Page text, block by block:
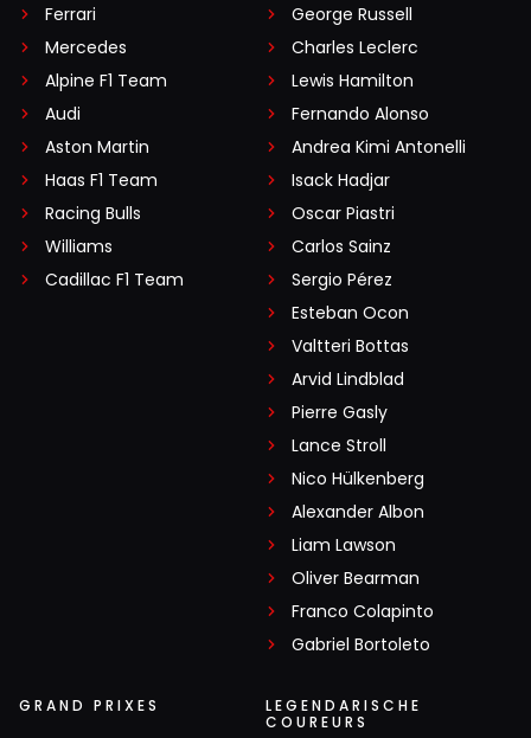
Ferrari
Mercedes
Alpine F1 Team
Audi
Aston Martin
Haas F1 Team
Racing Bulls
Williams
Cadillac F1 Team
George Russell
Charles Leclerc
Lewis Hamilton
Fernando Alonso
Andrea Kimi Antonelli
Isack Hadjar
Oscar Piastri
Carlos Sainz
Sergio Pérez
Esteban Ocon
Valtteri Bottas
Arvid Lindblad
Pierre Gasly
Lance Stroll
Nico Hülkenberg
Alexander Albon
Liam Lawson
Oliver Bearman
Franco Colapinto
Gabriel Bortoleto
GRAND PRIXES
LEGENDARISCHE
COUREURS